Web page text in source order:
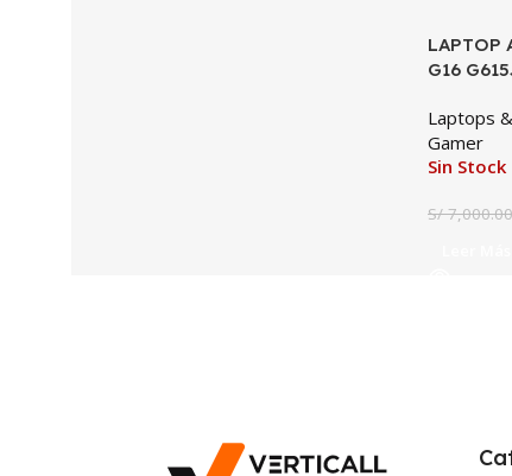
SALE
LAPTOP
G16
16GB
WUXGA
Laptops
Gamer
Sin Stock
S/7,000.00